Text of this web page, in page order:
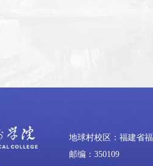
地球村校区：福建省
邮编：350109